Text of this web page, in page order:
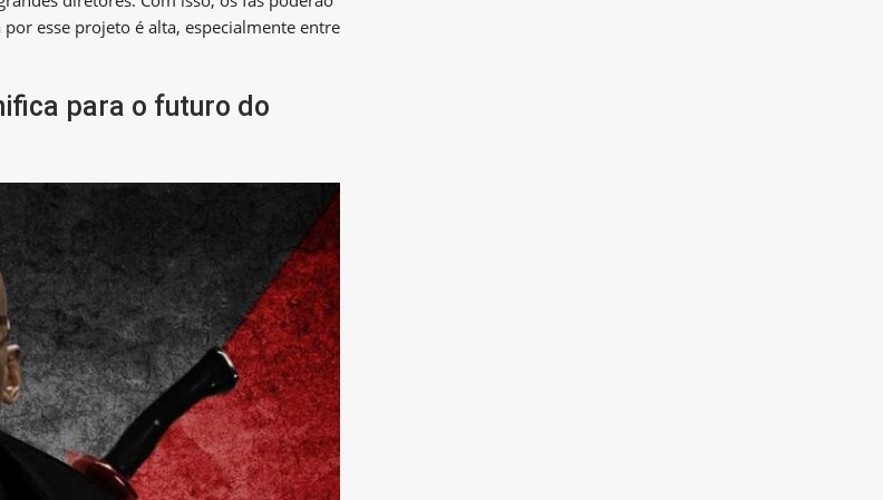
esse projeto é alta, especialmente entre
para o futuro do